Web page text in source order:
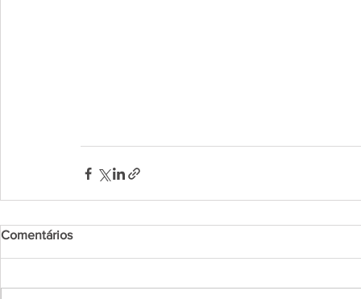
Comentários